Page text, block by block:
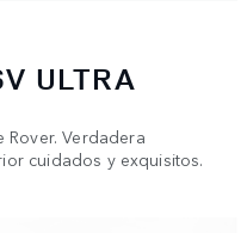
ULTRA
Rover. Verdadera
cuidados y exquisitos.